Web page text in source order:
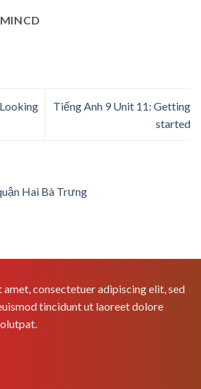
Tiếng Anh 9 Unit 11: Getting
started
Hai Bà Trưng
consectetuer adipiscing elit, sed
tincidunt ut laoreet dolore